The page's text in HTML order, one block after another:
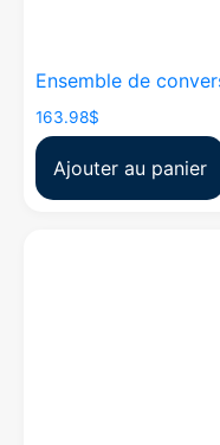
Ensemble de
163.98$
Ajouter au panier